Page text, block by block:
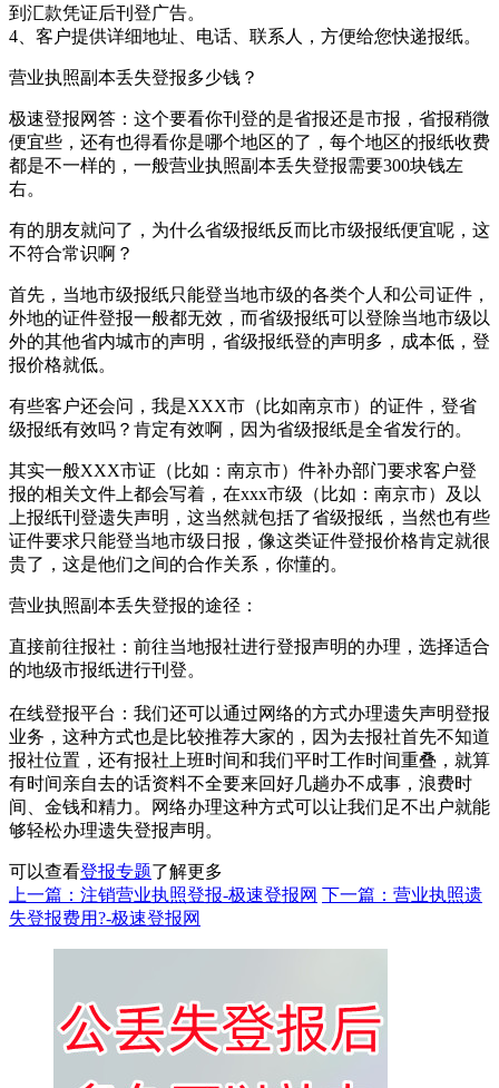
到汇款凭证后刊登广告。
4、客户提供详细地址、电话、联系人，方便给您快递报纸。
营业执照副本丢失登报多少钱？
极速登报网答：这个要看你刊登的是省报还是市报，省报稍微
便宜些，还有也得看你是哪个地区的了，每个地区的报纸收费
都是不一样的，一般营业执照副本丢失登报需要300块钱左
右。
有的朋友就问了，为什么省级报纸反而比市级报纸便宜呢，这
不符合常识啊？
首先，当地市级报纸只能登当地市级的各类个人和公司证件，
外地的证件登报一般都无效，而省级报纸可以登除当地市级以
外的其他省内城市的声明，省级报纸登的声明多，成本低，登
报价格就低。
有些客户还会问，我是XXX市（比如南京市）的证件，登省
级报纸有效吗？肯定有效啊，因为省级报纸是全省发行的。
其实一般XXX市证（比如：南京市）件补办部门要求客户登
报的相关文件上都会写着，在xxx市级（比如：南京市）及以
上报纸刊登遗失声明，这当然就包括了省级报纸，当然也有些
证件要求只能登当地市级日报，像这类证件登报价格肯定就很
贵了，这是他们之间的合作关系，你懂的。
营业执照副本丢失登报的途径：‌
直接前往报社‌：‌前往当地报社进行登报声明的办理，‌选择适合
的地级市报纸进行刊登。‌
在线登报平台‌：‌我们还可以通过网络的方式办理遗失声明登报
业务，这种方式也是比较推荐大家的，因为去报社首先不知道
报社位置，还有报社上班时间和我们平时工作时间重叠，就算
有时间亲自去的话资料不全要来回好几趟办不成事，浪费时
间、金钱和精力。网络办理这种方式可以让我们足不出户就能
够轻松办理遗失登报声明。
可以查看登报专题了解更多
上一篇：注销营业执照登报-极速登报网 下一篇：营业执照遗
失登报费用?-极速登报网